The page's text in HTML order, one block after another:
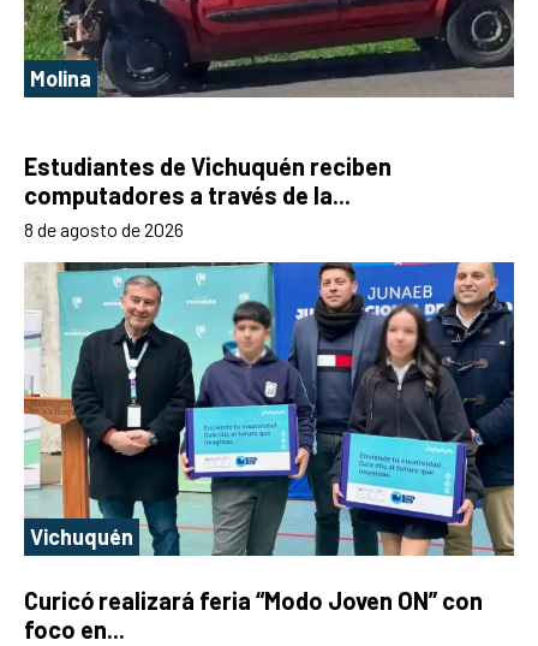
Molina
Estudiantes de Vichuquén reciben
computadores a través de la...
8 de agosto de 2026
Vichuquén
Curicó realizará feria “Modo Joven ON” con
foco en...